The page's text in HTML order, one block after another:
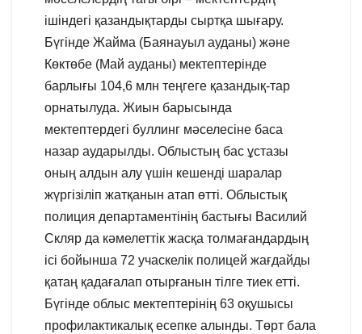
ішіндегі қазандықтарды сыртқа шығару.
Бүгінде Жайма (Баянауыл ауданы) және
Көктөбе (Май ауданы) мектептерінде
барлығы 104,6 млн теңгеге қазандық-тар
орнатылуда. Жиын барысында
мектептердегі буллинг мәселесіне баса
назар аударылды. Облыстың бас ұстазы
оның алдын алу үшін кешенді шаралар
жүргізіліп жатқанын атап өтті. Облыстық
полиция департаментінің бастығы Василий
Скляр да кәмелеттік жасқа толмағандардың
ісі бойынша 72 учаскелік полицей жағдайды
қатаң қадағалап отырғанын тілге тиек етті.
Бүгінде облыс мектептерінің 63 оқушысы
профилактикалық есепке алынды. Төрт бала